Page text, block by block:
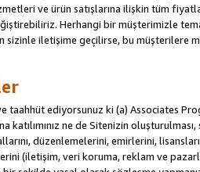
ve ürün satışlarına ilişkin tüm
Herhangi bir müşterimizle
sizinle iletişime geçilirse, bu müşterilere
taahhüt ediyorsunuz ki (a) Associates
katılımınız ne de Sitenizin
düzenlemelerini, emirlerini,
(iletişim, veri koruma, reklam ve